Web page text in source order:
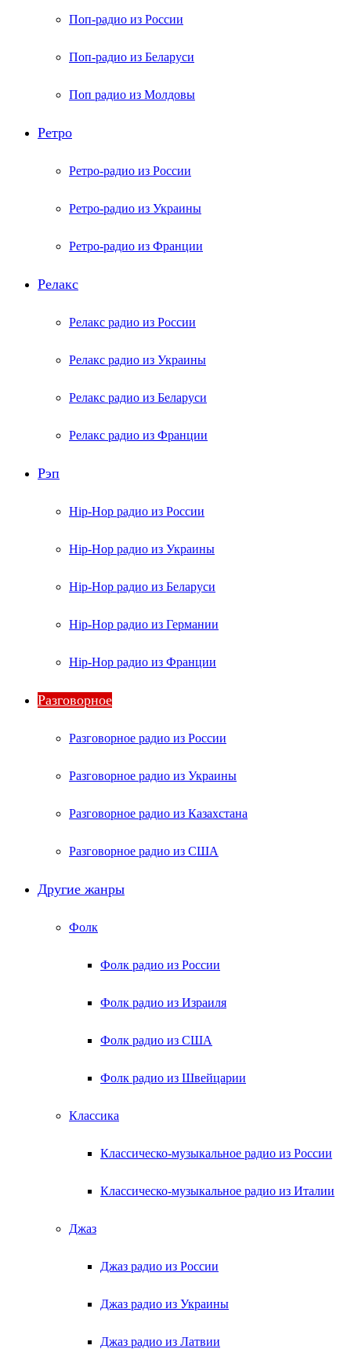
Поп-радио из России
Поп-радио из Беларуси
Поп радио из Молдовы
Ретро
Ретро-радио из России
Ретро-радио из Украины
Ретро-радио из Франции
Релакс
Релакс радио из России
Релакс радио из Украины
Релакс радио из Беларуси
Релакс радио из Франции
Рэп
Hip-Hop радио из России
Hip-Hop радио из Украины
Hip-Hop радио из Беларуси
Hip-Hop радио из Германии
Hip-Hop радио из Франции
Разговорное
Разговорное радио из России
Разговорное радио из Украины
Разговорное радио из Казахстана
Разговорное радио из США
Другие жанры
Фолк
Фолк радио из России
Фолк радио из Израиля
Фолк радио из США
Фолк радио из Швейцарии
Классика
Классическо-музыкальное радио из России
Классическо-музыкальное радио из Италии
Джаз
Джаз радио из России
Джаз радио из Украины
Джаз радио из Латвии